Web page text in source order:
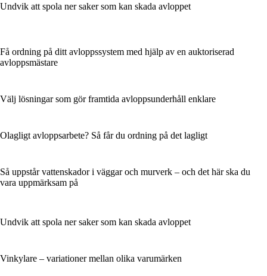
Undvik att spola ner saker som kan skada avloppet
Få ordning på ditt avloppssystem med hjälp av en auktoriserad
avloppsmästare
Välj lösningar som gör framtida avloppsunderhåll enklare
Olagligt avloppsarbete? Så får du ordning på det lagligt
Så uppstår vattenskador i väggar och murverk – och det här ska du
vara uppmärksam på
Undvik att spola ner saker som kan skada avloppet
Vinkylare – variationer mellan olika varumärken